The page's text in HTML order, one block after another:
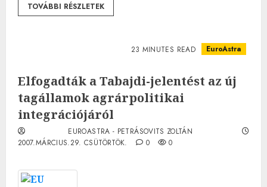
TOVÁBBI RÉSZLETEK
23 MINUTES READ EuroAstra
Elfogadták a Tabajdi-jelentést az új
tagállamok agrárpolitikai
integrációjáról
EUROASTRA - PETRÁSOVITS ZOLTÁN
2007.MÁRCIUS.29. CSÜTÖRTÖK.
0 0